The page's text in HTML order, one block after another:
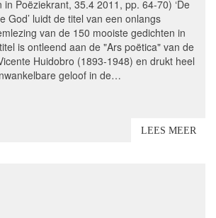
in Poëziekrant, 35.4 2011, pp. 64-70) ‘De
God’ luidt de titel van een onlangs
van de 150 mooiste gedichten in
is ontleend aan de "Ars poëtica" van de
Huidobro (1893-1948) en drukt heel
geloof in de…
LEES MEER